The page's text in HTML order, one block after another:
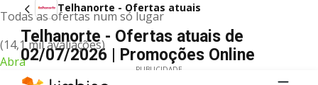
Todas as ofertas num só lugar
(14,1 mil avaliações)
Abra
Telhanorte - Ofertas atuais
Telhanorte - Ofertas atuais de
02/07/2026 | Promoções Online
PUBLICIDADE